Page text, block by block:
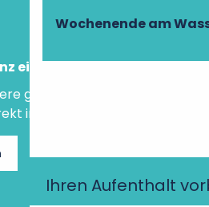
Wochenende am
Ihren Aufenthalt
einfach an!
guten Tipps und
in Ihre Mailbox.